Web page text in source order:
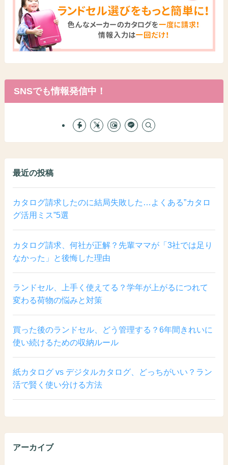
SNSでも情報発信中！
最近の投稿
カタログ請求したのに結局失敗した…よくある”カタロ
グ活用ミス”5選
カタログ請求、何社が正解？先輩ママが「3社では足り
なかった」と後悔した理由
ランドセル、上手く使えてる？学年が上がるにつれて
変わる荷物の悩みと対策
買った後のランドセル、どう管理する？6年間きれいに
使い続けるための収納ルール
紙カタログ vs デジタルカタログ、どっちがいい？ラン
活で賢く使い分ける方法
アーカイブ